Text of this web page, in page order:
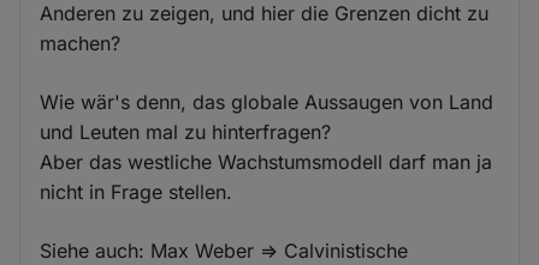
Anderen zu zeigen, und hier die Grenzen dicht zu
machen?
Wie wär's denn, das globale Aussaugen von Land
und Leuten mal zu hinterfragen?
Aber das westliche Wachstumsmodell darf man ja
nicht in Frage stellen.
Siehe auch: Max Weber => Calvinistische